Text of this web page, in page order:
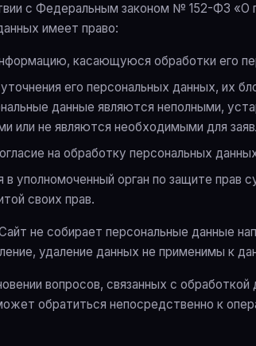
с Федеральным законом № 152-ФЗ «О
имеет право:
касающуюся обработки его
его персональных данных, их
данные являются неполными,
или не являются необходимыми для
на обработку персональных
в уполномоченный орган по защите прав
своих прав.
не собирает персональные данные
удаление данных не применимы к
вопросов, связанных с
обратиться непосредственно к